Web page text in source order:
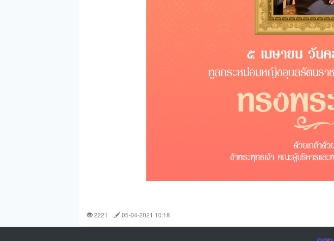
2221 05-04-2021 10:18